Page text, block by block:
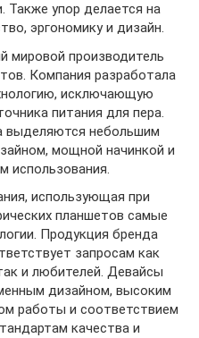
Также упор делается на
эргономику и дизайн.
мировой производитель
Компания разработала
исключающую
питания для пера.
выделяются небольшим
мощной начинкой и
использования.
использующая при
планшетов самые
Продукция бренда
запросам как
и любителей. Девайсы
дизайном, высоким
работы и соответствием
качества и